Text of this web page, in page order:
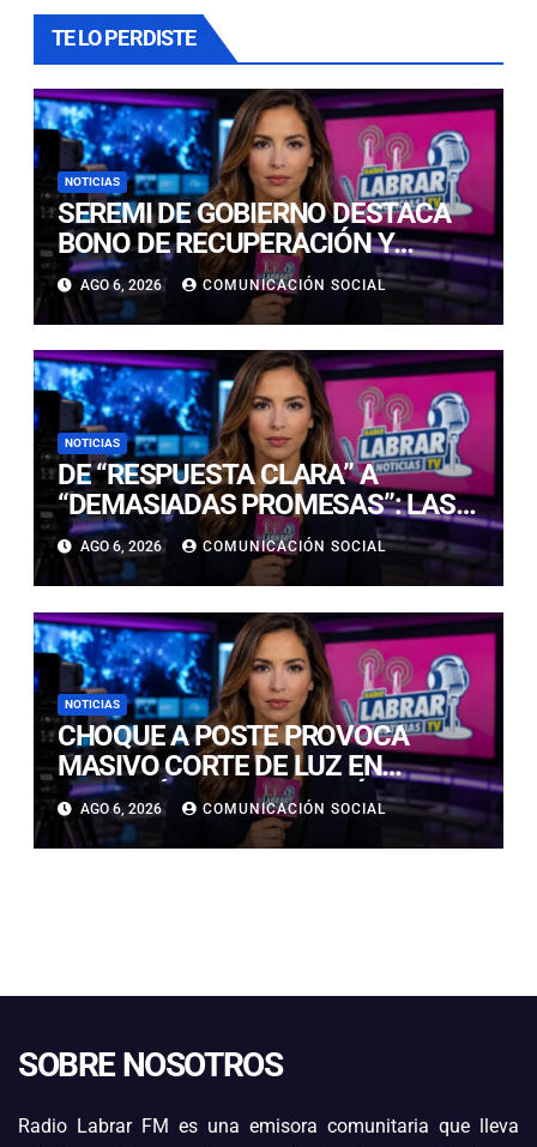
TE LO PERDISTE
NOTICIAS
SEREMI DE GOBIERNO DESTACA
BONO DE RECUPERACIÓN Y
MANTIENE DESPLIEGUE DE AYUDA
EN ATACAMA
AGO 6, 2026 COMUNICACIÓN SOCIAL
NOTICIAS
DE “RESPUESTA CLARA” A
“DEMASIADAS PROMESAS”: LAS
REACCIONES PARLAMENTARIAS
AL PLAN DE SEGURIDAD DE KAST
AGO 6, 2026 COMUNICACIÓN SOCIAL
NOTICIAS
CHOQUE A POSTE PROVOCA
MASIVO CORTE DE LUZ EN
COPIAPÓ Y AFECTA A MÁS DE 5
MIL CLIENTES
AGO 6, 2026 COMUNICACIÓN SOCIAL
SOBRE NOSOTROS
Radio Labrar FM es una emisora comunitaria que lleva